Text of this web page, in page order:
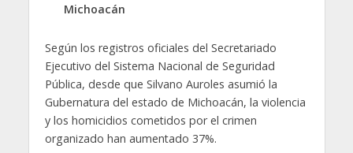
Michoacán
Según los registros oficiales del Secretariado
Ejecutivo del Sistema Nacional de Seguridad
Pública, desde que Silvano Auroles asumió la
Gubernatura del estado de Michoacán, la violencia
y los homicidios cometidos por el crimen
organizado han aumentado 37%.